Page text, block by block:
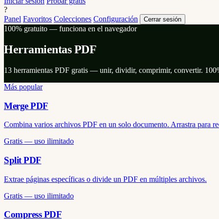
?
Panel Favoritos Colecciones Configuración Cerrar sesión
100% gratuito — funciona en el navegador
Herramientas PDF
13 herramientas PDF gratis — unir, dividir, comprimir, convertir.
Más popular
Merge PDF
Combina varios archivos PDF en un solo documento. Arrastra para
Gratis — uso ilimitado
Split PDF
Extrae páginas específicas o divide un PDF en múltiples archivos.
Gratis — uso ilimitado
Compress PDF